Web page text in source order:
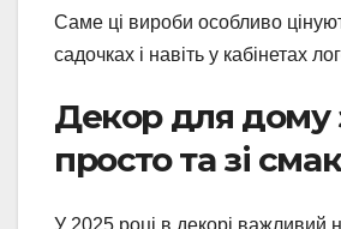
Саме ці вироби особливо
садочках і навіть у кабінетах
Декор для дому
просто та зі
У 2025 році в декорі важливий